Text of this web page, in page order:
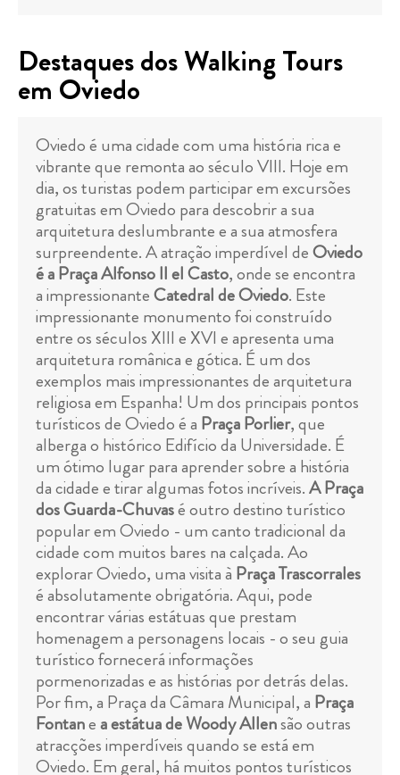
Destaques dos Walking Tours
em Oviedo
Oviedo é uma cidade com uma história rica e
vibrante que remonta ao século VIII. Hoje em
dia, os turistas podem participar em excursões
gratuitas em Oviedo para descobrir a sua
arquitetura deslumbrante e a sua atmosfera
surpreendente. A atração imperdível deOviedo
é a Praça Alfonso II el Casto, onde se encontra
a impressionanteCatedral de Oviedo. Este
impressionante monumento foi construído
entre os séculos XIII e XVI e apresenta uma
arquitetura românica e gótica. É um dos
exemplos mais impressionantes de arquitetura
religiosa em Espanha! Um dos principais pontos
turísticos de Oviedo é a Praça Porlier, que
alberga o histórico Edifício da Universidade. É
um ótimo lugar para aprender sobre a história
da cidade e tirar algumas fotos incríveis.A Praça
dos Guarda-Chuvasé outro destino turístico
popular em Oviedo - um canto tradicional da
cidade com muitos bares na calçada. Ao
explorar Oviedo, uma visita à Praça Trascorrales
é absolutamente obrigatória. Aqui, pode
encontrar várias estátuas que prestam
homenagem a personagens locais - o seu guia
turístico fornecerá informações
pormenorizadas e as histórias por detrás delas.
Por fim, a Praça da Câmara Municipal, a Praça
Fontanea estátua de Woody Allensão outras
atracções imperdíveis quando se está em
Oviedo. Em geral, há muitos pontos turísticos